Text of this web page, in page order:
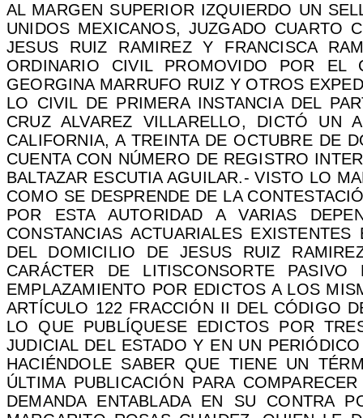
AL MARGEN SUPERIOR IZQUIERDO UN
UNIDOS MEXICANOS, JUZGADO CUARTO
JESUS RUIZ RAMIREZ Y FRANCISCA
ORDINARIO CIVIL PROMOVIDO POR
GEORGINA MARRUFO RUIZ Y OTROS
LO CIVIL DE PRIMERA INSTANCIA DEL
CRUZ ALVAREZ VILLARELLO, DICTÓ UN
CALIFORNIA, A TREINTA DE OCTUBRE DE
CUENTA CON NÚMERO DE REGISTRO
BALTAZAR ESCUTIA AGUILAR.- VISTO LO
COMO SE DESPRENDE DE LA
POR ESTA AUTORIDAD A VARIAS
CONSTANCIAS ACTUARIALES
DEL DOMICILIO DE JESUS RUIZ
CARÁCTER DE LITISCONSORTE
EMPLAZAMIENTO POR EDICTOS A LOS
ARTÍCULO 122 FRACCIÓN II DEL CÓDIGO
LO QUE PUBLÍQUESE EDICTOS POR
JUDICIAL DEL ESTADO Y EN UN
HACIÉNDOLE SABER QUE TIENE UN
ÚLTIMA PUBLICACIÓN PARA
DEMANDA ENTABLADA EN SU CONTRA